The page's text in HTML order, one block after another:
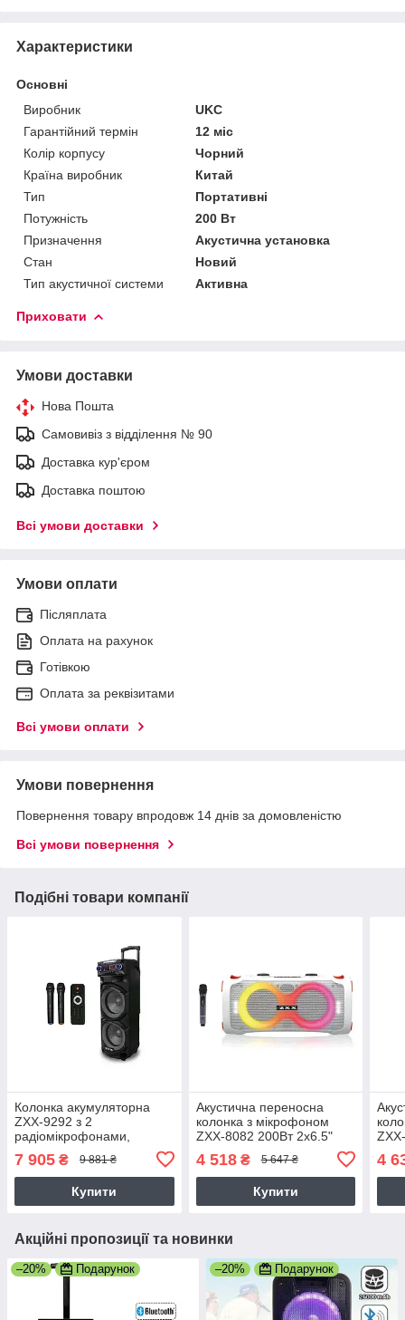
Характеристики
Основні
Виробник
UKC
Гарантійний термін
12 міс
Колір корпусу
Чорний
Країна виробник
Китай
Тип
Портативні
Потужність
200 Вт
Призначення
Акустична установка
Стан
Новий
Тип акустичної системи
Активна
Приховати
Умови доставки
Нова Пошта
Самовивіз з відділення № 90
Доставка кур'єром
Доставка поштою
Всі умови доставки
Умови оплати
Післяплата
Оплата на рахунок
Готівкою
Оплата за реквізитами
Всі умови оплати
Умови повернення
Повернення товару впродовж 14 днів за домовленістю
Всі умови повернення
Подібні товари компанії
Колонка акумуляторна
ZXX-9292 з 2
радіомікрофонами,
72х43х34см,
TWS/FM/USB/TF/SD/BT/REC/EQ/LED/2MIC/
7 905 ₴ 9 881 ₴
Купити
Акустична переносна
колонка з мікрофоном
ZXX-8082 200Вт 2x6.5"
TWS/FM/USB/TF/BT/REC/LED/
ДК
4 518₴ 5 647 ₴
Купити
ДК
4
Акційні пропозиції та новинки
–20% Подарунок –20% Подарунок